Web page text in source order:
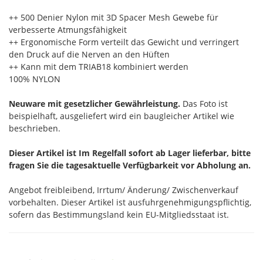
++ 500 Denier Nylon mit 3D Spacer Mesh Gewebe für
verbesserte Atmungsfähigkeit
++ Ergonomische Form verteilt das Gewicht und verringert
den Druck auf die Nerven an den Hüften
++ Kann mit dem TRIAB18 kombiniert werden
100% NYLON
Neuware mit gesetzlicher Gewährleistung. Das Foto ist
beispielhaft, ausgeliefert wird ein baugleicher Artikel wie
beschrieben.
Dieser Artikel ist Im Regelfall sofort ab Lager lieferbar, bitte
fragen Sie die tagesaktuelle Verfügbarkeit vor Abholung an.
Angebot freibleibend, Irrtum/ Änderung/ Zwischenverkauf
vorbehalten. Dieser Artikel ist ausfuhrgenehmigungspflichtig,
sofern das Bestimmungsland kein EU-Mitgliedsstaat ist.